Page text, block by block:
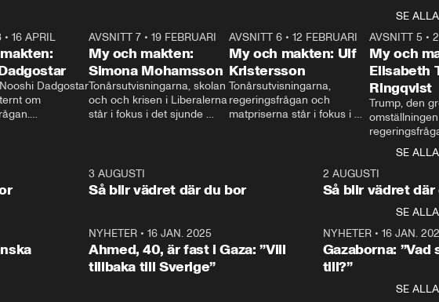
SE ALLA
• 16 APRIL
Dadgostar
om
i val. Ska vi
sitter vi förstås
24:30
AVSNITT 7• 19 FEBRUARI
My och makten:
Simona Mohamsson
Tonårsutvisningarna, skolan
och och krisen i Liberalerna
står i fokus i det sjunde
kommentator My
Rohwedder ställer
utbildnings- och
Mohamsson till svars.
27:30
AVSNITT 6 •12 FEBRUARI
My och makten: Ulf
Kristersson
Tonårsutvisningarna,
regeringsfrågan och
matpriserna står i fokus i
Rohwedder ställer
statsminister Ulf Kristersson
AVSNITT 5 •
My och
Elisabeth
Ringqvist
Trump, den
centrum i
avsnittet av
Makten”. Se
Aftonbladets
Rohwedder
Thand Ring
SE ALLA
3 AUGUSTI
Så blir vädret där du bor
2 AUGUSTI
Så blir vädret där
SE ALLA
NYHETER• 16 JAN. 2025
Ahmed, 40, är fast i Gaza: ”Vill
tillbaka till Sverige”
NYHETER• 16 JAN.
Gazaborna:
till?”
SE ALLA